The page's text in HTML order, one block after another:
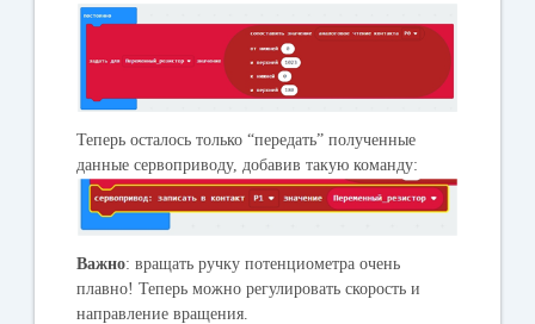
Теперь осталось только “передать” полученные
данные сервоприводу, добавив такую команду:
Важно: вращать ручку потенциометра очень
плавно! Теперь можно регулировать скорость и
направление вращения.